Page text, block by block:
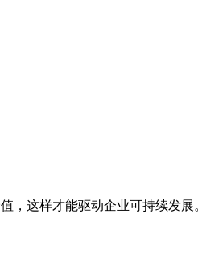
，这样才能驱动企业可持续发展